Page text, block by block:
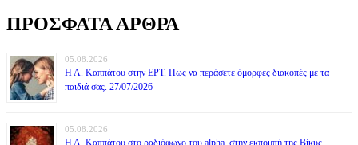
ΠΡΟΣΦΑΤΑ ΑΡΘΡΑ
05.08.2026
Η Α. Καππάτου στην ΕΡΤ. Πως να περάσετε όμορφες διακοπές με τα
παιδιά σας. 27/07/2026
05.08.2026
Η Α. Καππάτου στο ραδιόφωνο του alpha, στην εκπομπή της Βίκυς